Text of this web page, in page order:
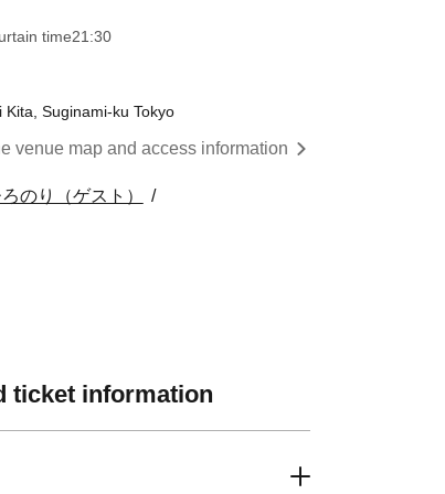
time21:30
Suginami-ku Tokyo
venue map and access information
のり（ゲスト）
ticket information